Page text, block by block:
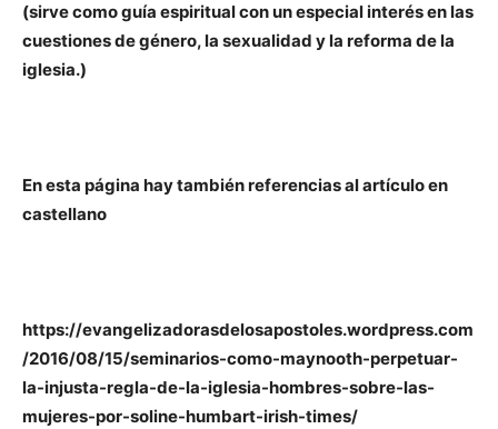
(sirve como guía espiritual con un especial interés en las
cuestiones de género, la sexualidad y la reforma de la
iglesia.)
En esta página hay también referencias al artículo en
castellano
https://evangelizadorasdelosapostoles.wordpress.com
/2016/08/15/seminarios-como-maynooth-perpetuar-
la-injusta-regla-de-la-iglesia-hombres-sobre-las-
mujeres-por-soline-humbart-irish-times/